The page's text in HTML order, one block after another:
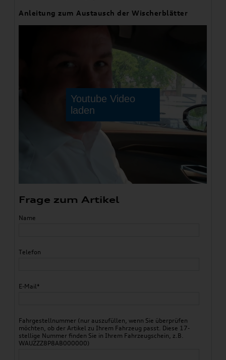
Anleitung zum Austausch der Wischerblätter
Frage zum Artikel
Name
Telefon
E-Mail*
Fahrgestellnummer (nur auszufüllen, wenn Sie überprüfen
möchten, ob der Artikel zu Ihrem Fahrzeug passt. Diese 17-
stellige Nummer finden Sie in Ihrem Fahrzeugschein, z.B.
WAUZZZ8P8AB000000)